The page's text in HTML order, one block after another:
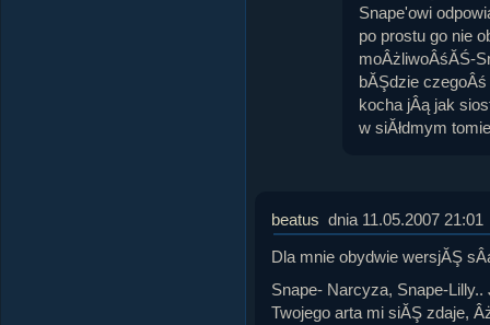
Snape'owi
po prostu go nie
moÂżliwoÂśĂŚ-
bĂŞdzie czegoÂś
kocha jÂą jak
w siĂłdmym
beatus dnia 11.05.2007 21:01
Dla mnie obydwie wersjĂŞ
Snape- Narcyza, Snape-
Twojego arta mi siĂŞ zdaje,